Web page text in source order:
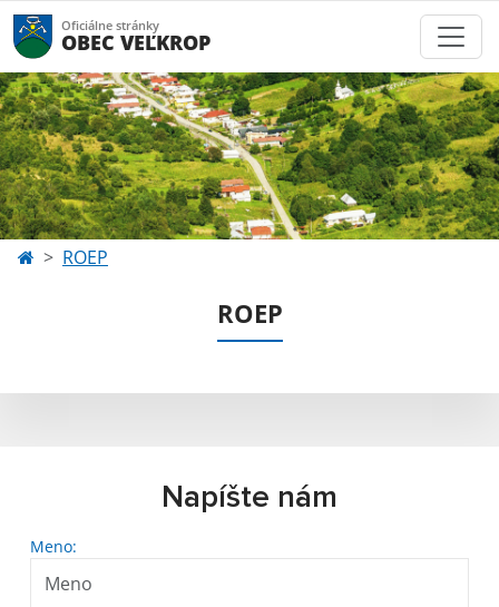
Oficiálne stránky
OBEC VEĽKROP
ROEP
ROEP
Napíšte nám
Meno: